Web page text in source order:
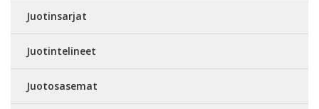
Juotinsarjat
Juotintelineet
Juotosasemat